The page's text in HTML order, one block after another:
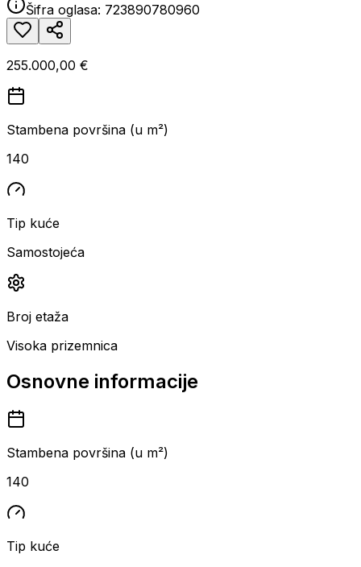
Šifra oglasa: 723890780960
255.000,00 €
Stambena površina (u m²)
140
Tip kuće
Samostojeća
Broj etaža
Visoka prizemnica
Osnovne informacije
Stambena površina (u m²)
140
Tip kuće